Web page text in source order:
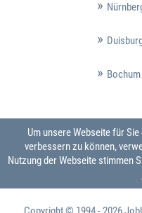
Um unsere Webseite für
verbessern zu können,
Nutzung der Webseite stimmen